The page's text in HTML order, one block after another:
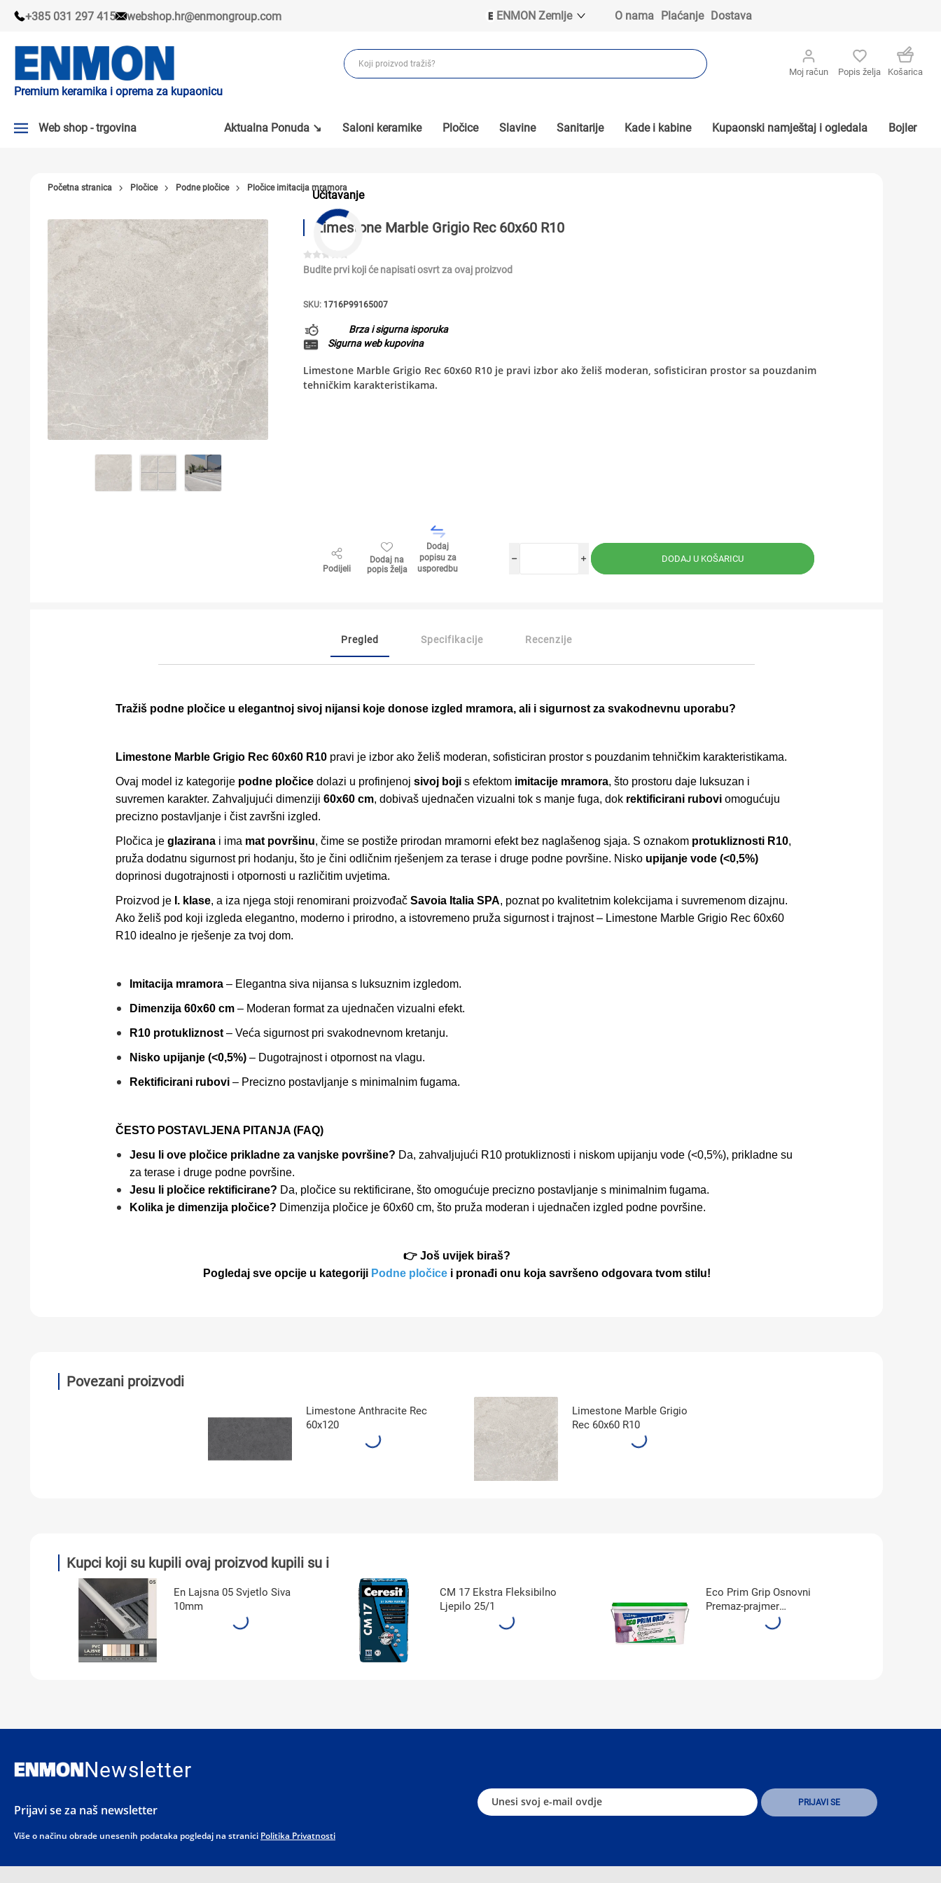
+385 031 297 415 webshop.hr@enmongroup.com
ENMON Zemlje
ENMON BIH
ENMON MKD
O nama Plaćanje Dostava
Premium keramika i oprema za kupaonicu
Moj račun Popis želja Košarica
Web shop - trgovina
SLAVINE
KADE I KABINE
SANITARIJE
TUŠEVI
BOJLER
KERAMIČARSKI MATERIJALI
Aktualna Ponuda ↘ Saloni keramike Pločice Slavine Sanitarije Kade i kabine Kupaonski namještaj i ogledala Bojler
Učitavanje
Početna stranica Pločice Podne pločice Pločice imitacija mramora
Limestone Marble Grigio Rec 60x60 R10
Budite prvi koji će napisati osvrt za ovaj proizvod
SKU: 1716P99165007
Brza i sigurna isporuka
Sigurna web kupovina
Limestone Marble Grigio Rec 60x60 R10 je pravi izbor ako želiš moderan, sofisticiran prostor sa pouzdanim
tehničkim karakteristikama.
Podijeli
Dodaj na
popis želja
Dodaj
popisu za
usporedbu
i
h
Pregled Specifikacije Recenzije
Tražiš podne pločice u elegantnoj sivoj nijansi koje donose izgled mramora, ali i sigurnost za svakodnevnu uporabu?
Limestone Marble Grigio Rec 60x60 R10pravi je izbor ako želiš moderan, sofisticiran prostor s pouzdanim tehničkim karakteristikama.
Ovaj model iz kategorije podne pločicedolazi u profinjenoj sivoj bojis efektom imitacije mramora, što prostoru daje luksuzan i
suvremen karakter. Zahvaljujući dimenziji 60x60 cm, dobivaš ujednačen vizualni tok s manje fuga, dok rektificirani ruboviomogućuju
precizno postavljanje i čist završni izgled.
Pločica je glaziranai ima mat površinu, čime se postiže prirodan mramorni efekt bez naglašenog sjaja. S oznakom protukliznosti R10,
pruža dodatnu sigurnost pri hodanju, što je čini odličnim rješenjem za terase i druge podne površine. Nisko upijanje vode (<0,5%)
doprinosi dugotrajnosti i otpornosti u različitim uvjetima.
Proizvod je I. klase, a iza njega stoji renomirani proizvođač Savoia Italia SPA, poznat po kvalitetnim kolekcijama i suvremenom dizajnu.
Ako želiš pod koji izgleda elegantno, moderno i prirodno, a istovremeno pruža sigurnost i trajnost – Limestone Marble Grigio Rec 60x60
R10 idealno je rješenje za tvoj dom.
Imitacija mramora– Elegantna siva nijansa s luksuznim izgledom.
Dimenzija 60x60 cm– Moderan format za ujednačen vizualni efekt.
R10 protukliznost– Veća sigurnost pri svakodnevnom kretanju.
Nisko upijanje (<0,5%)– Dugotrajnost i otpornost na vlagu.
Rektificirani rubovi– Precizno postavljanje s minimalnim fugama.
ČESTO POSTAVLJENA PITANJA (FAQ)
Jesu li ove pločice prikladne za vanjske površine? Da, zahvaljujući R10 protukliznosti i niskom upijanju vode (<0,5%), prikladne su
za terase i druge podne površine.
Jesu li pločice rektificirane? Da, pločice su rektificirane, što omogućuje precizno postavljanje s minimalnim fugama.
Kolika je dimenzija pločice? Dimenzija pločice je 60x60 cm, što pruža moderan i ujednačen izgled podne površine.
👉 Još uvijek biraš?
Pogledaj sve opcije u kategoriji Podne pločice i pronađi onu koja savršeno odgovara tvom stilu!
Povezani proizvodi
Limestone Anthracite Rec
60x120
Limestone Marble Grigio
Rec 60x60 R10
Kupci koji su kupili ovaj proizvod kupili su i
En Lajsna 05 Svjetlo Siva
10mm
CM 17 Ekstra Fleksibilno
Ljepilo 25/1
Eco Prim Grip Osnovni
Premaz-prajmer
Višenamenski (5kg)
Newsletter
Prijavi se za naš newsletter
Više o načinu obrade unesenih podataka pogledaj na stranici Politika Privatnosti